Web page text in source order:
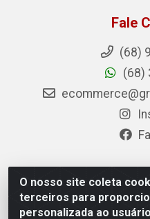
O nosso site coleta
terceiros para
personalizada ao
Fale
(68)
(68)
Hernandes - Atacado
Transacreana, 2155 -